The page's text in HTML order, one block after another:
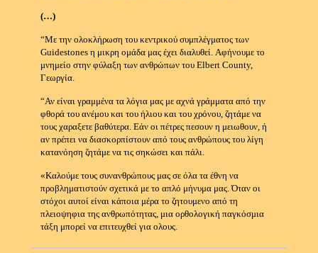
(…)
“Με την ολοκλήρωση του κεντρικού συμπλέγματος των
Guidestones η μικρη ομάδα μας έχει διαλυθεί. Αφήνουμε το
μνημείο στην φύλαξη των ανθρώπων του Elbert County,
Γεωργία.
“Αν είναι γραμμένα τα λόγια μας με αχνά γράμματα από την
φθορά του ανέμου και του ήλιου και του χρόνου, ζητάμε να
τους χαραξετε βαθύτερα. Εάν οι πέτρες πεσουν η μειωθουν, ή
αν πρέπει να διασκορπίστουν από τους ανθρώπους του λίγη
κατανόηση ζητάμε να τις σηκώσει και πάλι.
«Καλούμε τους συνανθρώπους μας σε όλα τα έθνη να
προβληματιστούν σχετικά με το απλό μήνυμα μας.Όταν οι
στόχοι αυτοί είναι κάποια μέρα το ζητουμενο από τη
πλειοψηφια της ανθρωπότητας, μια ορθολογική παγκόσμια
τάξη μπορεί να επιτευχθεί για ολους.